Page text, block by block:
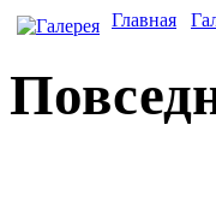
Главная